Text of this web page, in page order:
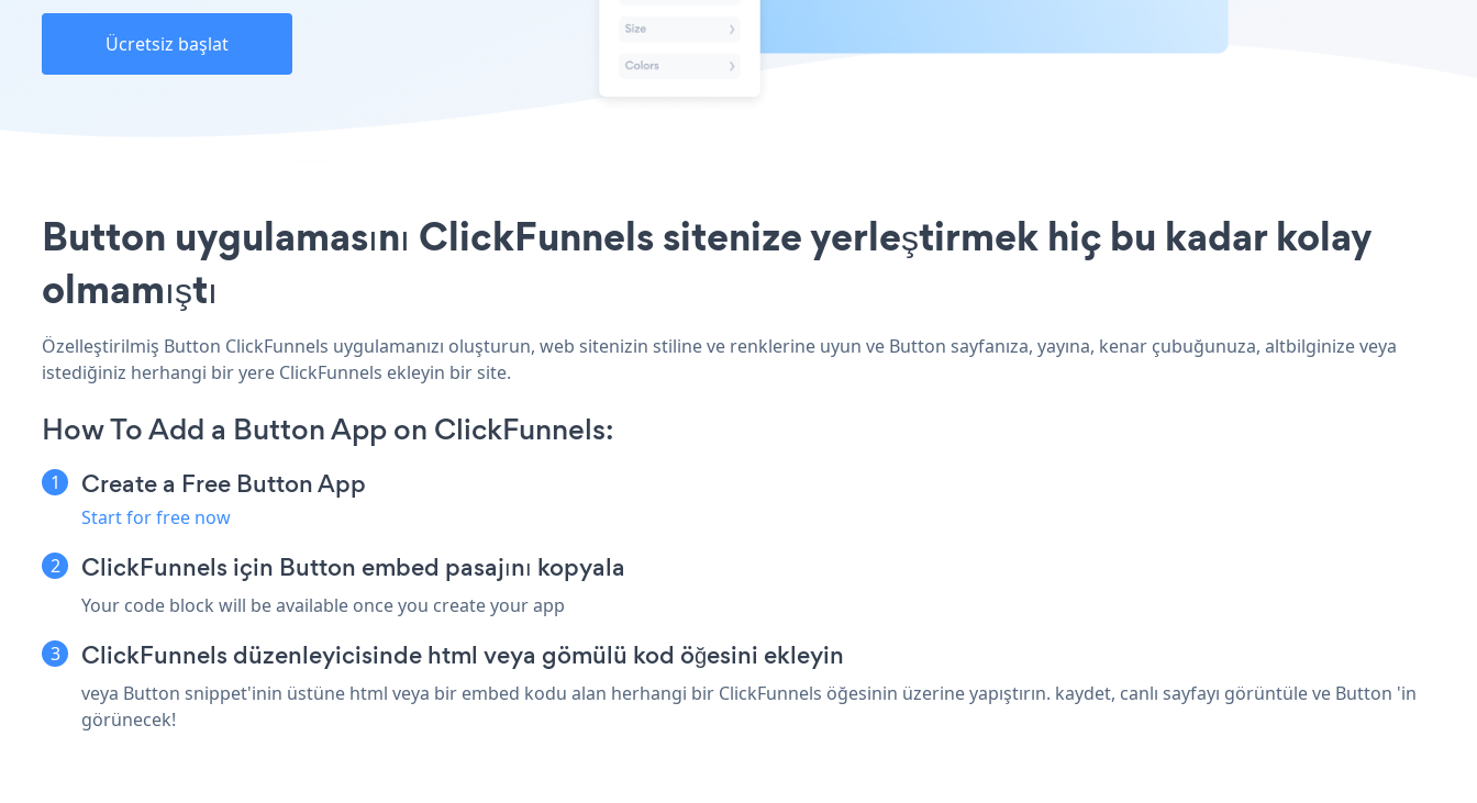
Ücretsiz başlat
Button uygulamasını ClickFunnels sitenize yerleştirmek hiç bu kadar kolay
olmamıştı
Özelleştirilmiş Button ClickFunnels uygulamanızı oluşturun, web sitenizin stiline ve renklerine uyun ve Button sayfanıza, yayına, kenar çubuğunuza, altbilginize veya
istediğiniz herhangi bir yere ClickFunnels ekleyin bir site.
How To Add a Button App on ClickFunnels:
Create a Free Button App
Start for free now
ClickFunnels için Button embed pasajını kopyala
Your code block will be available once you create your app
ClickFunnels düzenleyicisinde html veya gömülü kod öğesini ekleyin
veya Button snippet'inin üstüne html veya bir embed kodu alan herhangi bir ClickFunnels öğesinin üzerine yapıştırın. kaydet, canlı sayfayı görüntüle ve Button 'in
görünecek!